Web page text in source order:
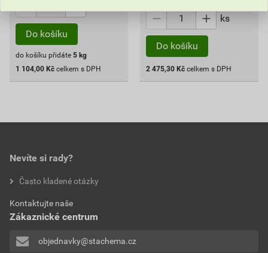
Do košíku
do košíku přidáte 5 kg
1 104,00 Kč celkem s DPH
ks
Do košíku
2 475,30 Kč celkem s DPH
Nevíte si rady?
Často kladené otázky
Kontaktujte naše
Zákaznické centrum
objednavky@stachema.cz